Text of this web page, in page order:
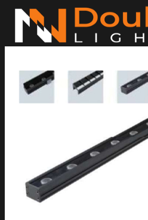
ข้าม
Magnetic Light
Track light
Downlight
DOWNLIGHT E27